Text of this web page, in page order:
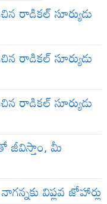
రాడికల్ సూర్యుడు
రాడికల్ సూర్యుడు
రాడికల్ సూర్యుడు
జీవిస్తాం, మీ
విప్లవ జోహార్లు